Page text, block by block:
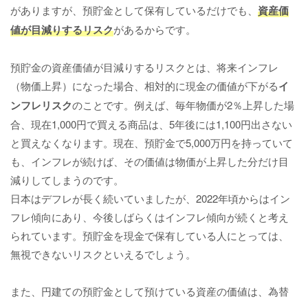
がありますが、預貯金として保有しているだけでも、 資産価
値が目減りするリスクがあるからです。
預貯金の資産価値が目減りするリスクとは、将来インフレ
（物価上昇）になった場合、相対的に現金の価値が下がるイ
ンフレリスクのことです。例えば、毎年物価が2％上昇した場
合、現在1,000円で買える商品は、5年後には1,100円出さない
と買えなくなります。現在、預貯金で5,000万円を持っていて
も、インフレが続けば、その価値は物価が上昇した分だけ目
減りしてしまうのです。
日本はデフレが長く続いていましたが、2022年頃からはイン
フレ傾向にあり、今後しばらくはインフレ傾向が続くと考え
られています。預貯金を現金で保有している人にとっては、
無視できないリスクといえるでしょう。
また、円建ての預貯金として預けている資産の価値は、為替